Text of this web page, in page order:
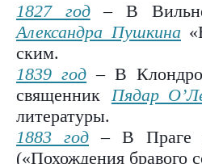
1827 год– В Вильне
Александра Пуш­ки­на
ским.
1839 год – В
священник Пядар
литературы.
1883 год – В Праге
(«Похождения бравого